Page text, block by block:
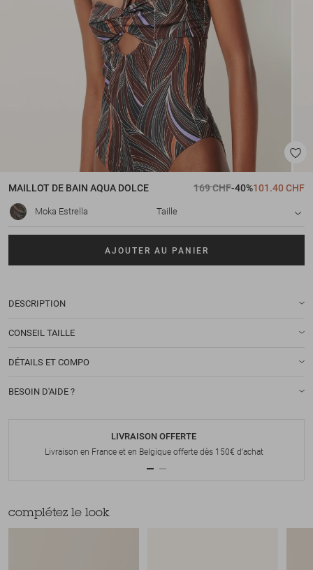
MAILLOT DE BAIN AQUA DOLCE 169 CHF-40%101.40 CHF
Moka Estrella Taille
AJOUTER AU PANIER
DESCRIPTION
CONSEIL TAILLE
DÉTAILS ET COMPO
BESOIN D'AIDE ?
LIVRAISON OFFERTE
Livraison en France et en Belgique offerte dès 150€ d'achat
complétez le look